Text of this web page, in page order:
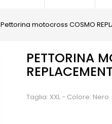
Pettorina motocross COSMO
PETTORINA
Taglia: XXL - Colore: Nero